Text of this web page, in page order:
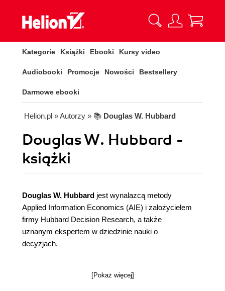
Kategorie Książki Ebooki Kursy video
Audiobooki Promocje Nowości Bestsellery
Darmowe ebooki
Helion.pl » Autorzy » 📚 Douglas W. Hubbard
Douglas W. Hubbard -
książki
Douglas W. Hubbard jest wynalazcą metody
Applied Information Economics (AIE) i założycielem
firmy Hubbard Decision Research, a także
uznanym ekspertem w dziedzinie nauki o
decyzjach.
[Pokaż więcej]